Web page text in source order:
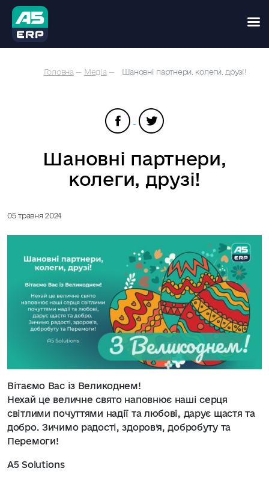
Головна — Медіа — Шановні партнери, колеги, друзі!
Шановні партнери,
колеги, друзі!
05 травня 2024
Вітаємо Вас із Великоднем!
Нехай це величне свято наповнює наші серця
світлими почуттями надії та любові, дарує щастя та
добро. Зичимо радості, здоров’я, добробуту та
Перемоги!
A5 Solutions